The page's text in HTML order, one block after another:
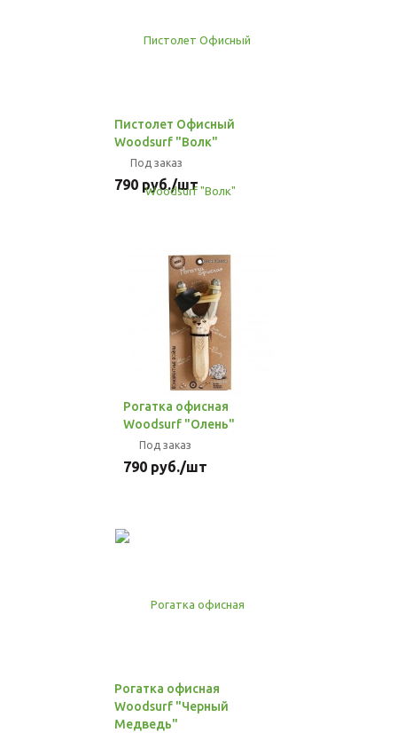
Пистолет Офисный
Woodsurf "Волк"
Под заказ
790 руб./шт
Рогатка офисная
Woodsurf "Олень"
Под заказ
790 руб./шт
Рогатка офисная
Woodsurf "Черный
Медведь"